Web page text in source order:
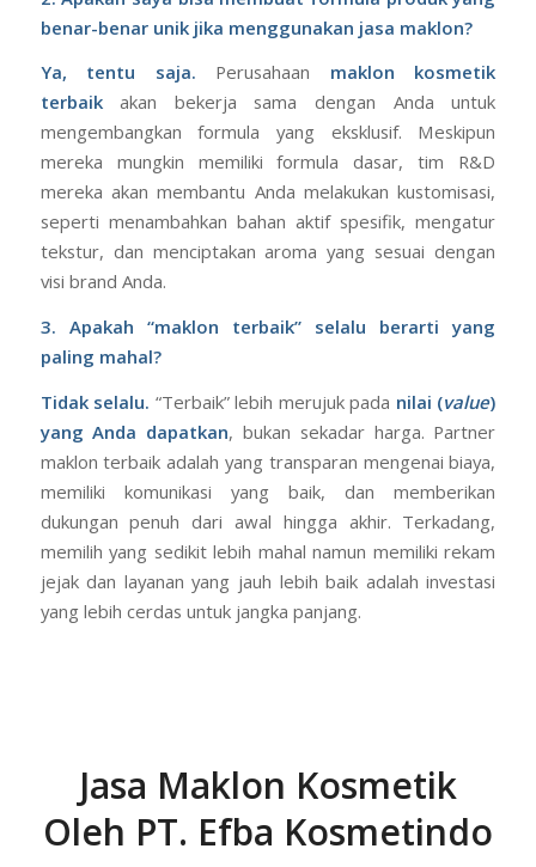
benar-benar unik jika menggunakan jasa maklon?
Ya, tentu saja. Perusahaan maklon kosmetik
terbaikakan bekerja sama dengan Anda untuk
mengembangkan formula yang eksklusif. Meskipun
mereka mungkin memiliki formula dasar, tim R&D
mereka akan membantu Anda melakukan kustomisasi,
seperti menambahkan bahan aktif spesifik, mengatur
tekstur, dan menciptakan aroma yang sesuai dengan
visi brand Anda.
3. Apakah “maklon terbaik” selalu berarti yang
paling mahal?
Tidak selalu. “Terbaik” lebih merujuk pada nilai (value)
yang Anda dapatkan, bukan sekadar harga. Partner
maklon terbaik adalah yang transparan mengenai biaya,
memiliki komunikasi yang baik, dan memberikan
dukungan penuh dari awal hingga akhir. Terkadang,
memilih yang sedikit lebih mahal namun memiliki rekam
jejak dan layanan yang jauh lebih baik adalah investasi
yang lebih cerdas untuk jangka panjang.
Jasa Maklon Kosmetik
Oleh PT. Efba Kosmetindo